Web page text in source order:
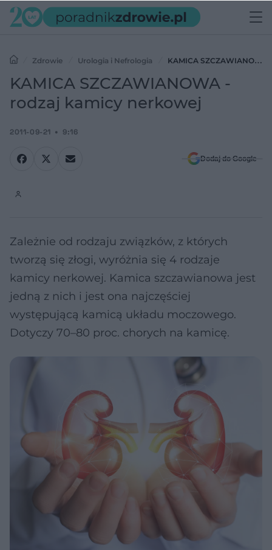
Zdrowie Urologia i Nefrologia
KAMICA SZCZAWIANOWA
- rodzaj kamicy nerkowej
KAMICA SZCZAWIANOWA -
rodzaj kamicy nerkowej
2011-09-21 9:16
Dodaj do Google
Zależnie od rodzaju związków, z których
tworzą się złogi, wyróżnia się 4 rodzaje
kamicy nerkowej. Kamica szczawianowa jest
jedną z nich i jest ona najczęściej
występującą kamicą układu moczowego.
Dotyczy 70–80 proc. chorych na kamicę.